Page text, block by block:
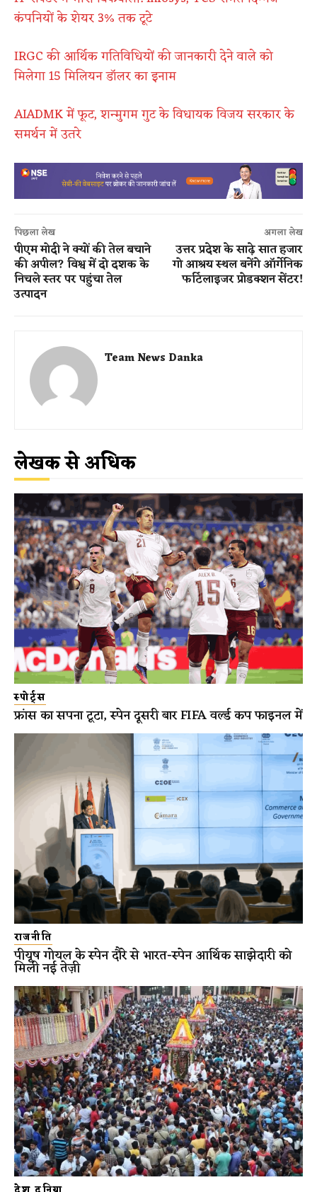
कंपनियों के शेयर 3% तक टूटे
IRGC की आर्थिक गतिविधियों की जानकारी देने वाले को
मिलेगा 15 मिलियन डॉलर का इनाम
AIADMK में फूट, शन्मुगम गुट के विधायक विजय सरकार के
समर्थन में उतरे
पिछला लेख
पीएम मोदी ने क्यों की तेल बचाने
की अपील? विश्व में दो दशक के
निचले स्तर पर पहुंचा तेल
उत्पादन
अगला लेख
उत्तर प्रदेश के साढ़े सात हजार
गो आश्रय स्थल बनेंगे ऑर्गेनिक
फर्टिलाइजर प्रोडक्शन सेंटर!
Team News Danka
लेखक से अधिक
स्पोर्ट्स
फ्रांस का सपना टूटा, स्पेन दूसरी बार FIFA वर्ल्ड कप फाइनल में
राजनीति
पीयूष गोयल के स्पेन दौरे से भारत-स्पेन आर्थिक साझेदारी को
मिली नई तेज़ी